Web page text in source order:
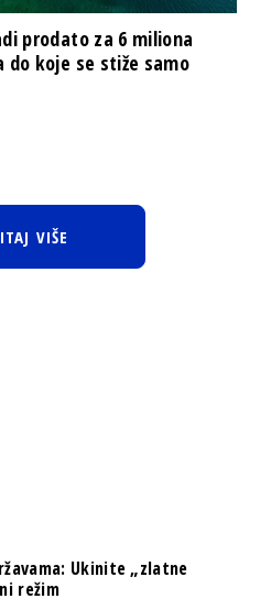
prodato za 6 miliona
do koje se stiže samo
VIŠE
Ukinite „zlatne
režim